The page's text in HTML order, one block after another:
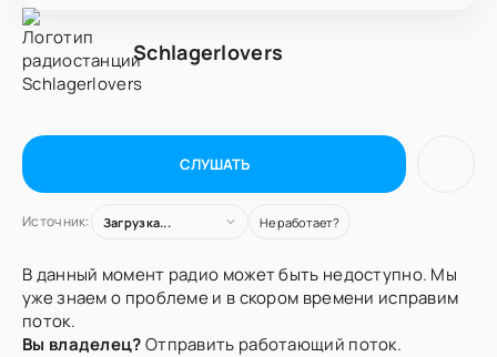
Schlagerlovers
СЛУШАТЬ
Источник: Загрузка... Не работает?
В данный момент радио может быть недоступно. Мы
уже знаем о проблеме и в скором времени исправим
поток.
Вы владелец?Отправить работающий поток.